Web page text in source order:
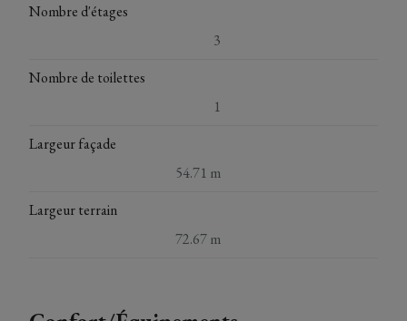
Nombre d'étages
3
Nombre de toilettes
1
Largeur façade
54.71 m
Largeur terrain
72.67 m